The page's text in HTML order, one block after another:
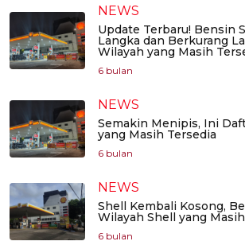
NEWS
Update Terbaru! Bensin
Langka dan Berkurang
Wilayah yang Masih
6 bulan
NEWS
Semakin Menipis, Ini
yang Masih Tersedia
6 bulan
NEWS
Shell Kembali Kosong,
Wilayah Shell yang
6 bulan